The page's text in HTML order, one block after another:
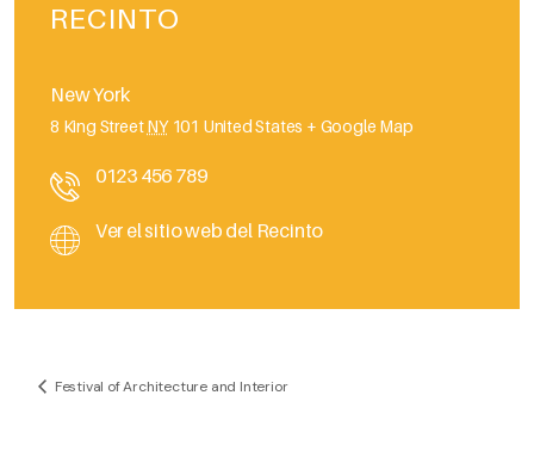
RECINTO
New York
8 King Street NY 101 United States + Google Map
0123 456 789
Ver el sitio web del Recinto
Festival of Architecture and Interior